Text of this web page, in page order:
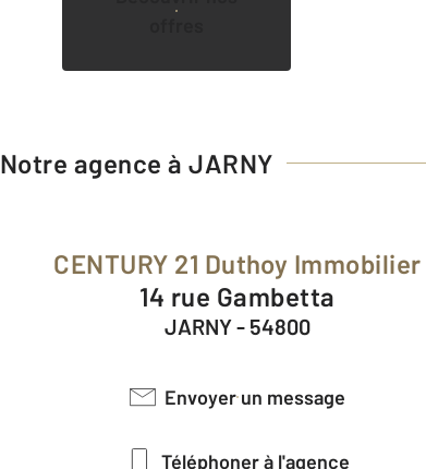
Notre agence à JARNY
CENTURY 21 Duthoy Immobilier
14 rue Gambetta
JARNY - 54800
Envoyer un message
Téléphoner à l'agence